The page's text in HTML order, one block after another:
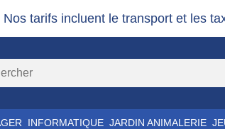
tarifs incluent le transport et les
INFORMATIQUE JARDIN ANIMALERIE